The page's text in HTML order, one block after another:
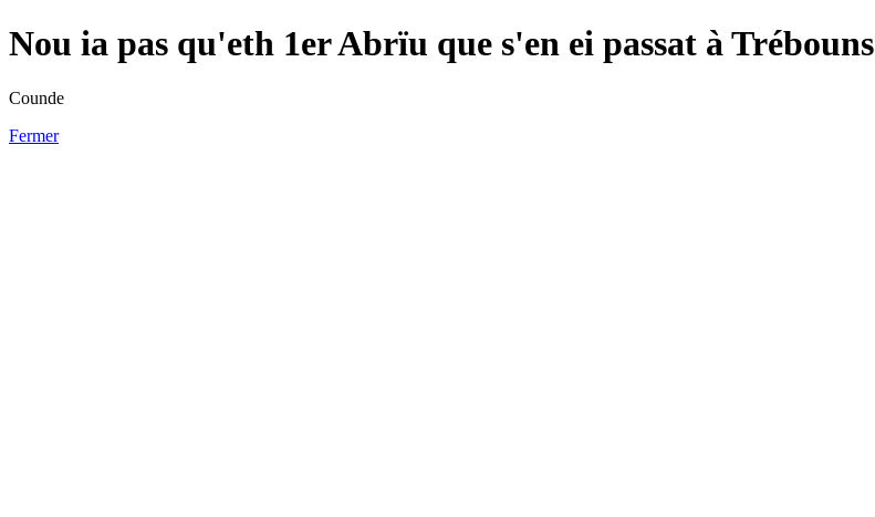
Nou ia pas qu'eth 1er Abrïu que s'en ei passat à Trébouns
Counde
Fermer